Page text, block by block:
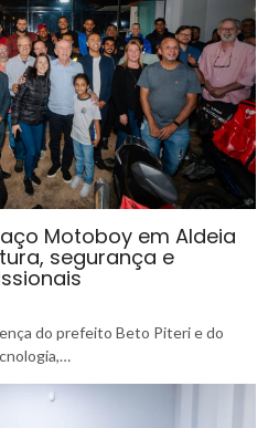
Motoboy em Aldeia
segurança e
do prefeito Beto Piteri e do